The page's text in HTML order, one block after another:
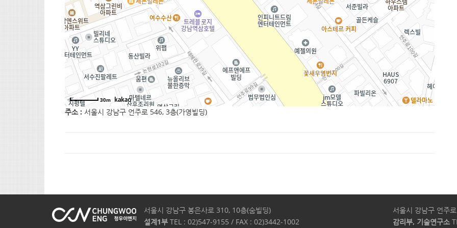
30m
주소 : 서울시 강남구 언주로 546, 3층(가영빌딩)
서울시 강남구 봉은사로 310, 10층(숨빌딩)
설계1부TEL : 02)547-9155 / FAX : 02)3442-1002
서울시 강남구 언주
감리부, 기술연구소